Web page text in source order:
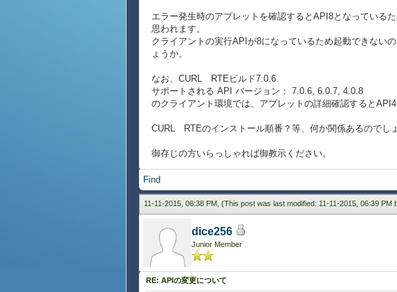
エラー発生時のアプレットを確認するとAPI8となっている
思われます。
クライアントの実行APIが8になっているため起動できない
ょうか。
なお、CURL RTEビルド7.0.6
サポートされる API バージョン： 7.0.6, 6.0.7, 4.0.8
のクライアント環境では、アプレットの詳細確認すると
CURL RTEのインストール順番？等、何か関係あるのでしょ
御存じの方いらっしゃれば御教示ください。
Find
11-11-2015, 06:38 PM, (This post was last modified: 11-11-2015, 06:39 PM
dice256
Junior Member
RE: APIの変更について